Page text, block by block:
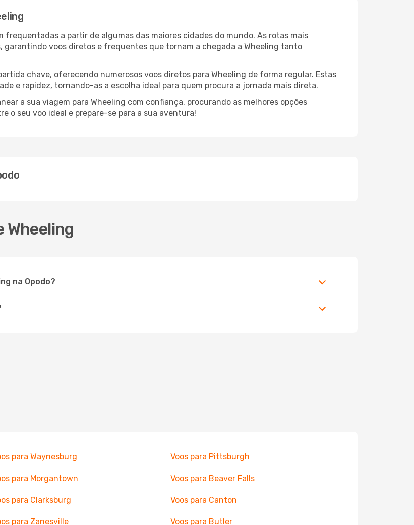
frequentadas a partir de algumas das maiores cidades do mundo. As rotas mais
garantindo voos diretos e frequentes que tornam a chegada a Wheeling tanto
chave, oferecendo numerosos voos diretos para Wheeling de forma regular. Estas
e rapidez, tornando-as a escolha ideal para quem procura a jornada mais direta.
a sua viagem para Wheeling com confiança, procurando as melhores opções
o seu voo ideal e prepare-se para a sua aventura!
na Opodo?
para Waynesburg Voos para Pittsburgh
para Morgantown Voos para Beaver Falls
para Clarksburg Voos para Canton
para Zanesville Voos para Butler